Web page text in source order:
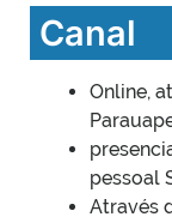
Canal
Online,
pessoal
Através